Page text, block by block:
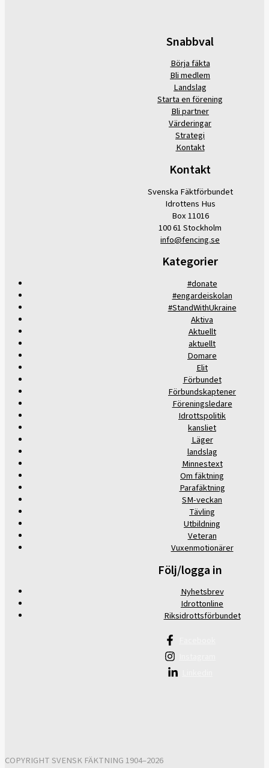
Snabbval
Börja fäkta
Bli medlem
Landslag
Starta en förening
Bli partner
Värderingar
Strategi
Kontakt
Kontakt
Svenska Fäktförbundet
Idrottens Hus
Box 11016
100 61 Stockholm
info@fencing.se
Kategorier
#donate
#engardeiskolan
#StandWithUkraine
Aktiva
Aktuellt
aktuellt
Domare
Elit
Förbundet
Förbundskaptener
Föreningsledare
Idrottspolitik
kansliet
Läger
landslag
Minnestext
Om fäktning
Parafäktning
SM-veckan
Tävling
Utbildning
Veteran
Vuxenmotionärer
Följ/logga in
Nyhetsbrev
Idrottonline
Riksidrottsförbundet
COPYRIGHT SVENSK FÄKTNING 1904–2026